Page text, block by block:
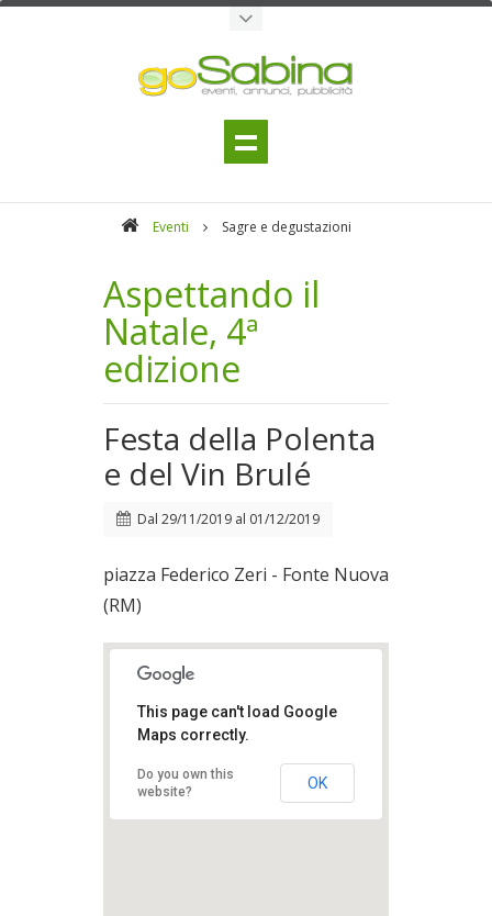
Eventi Sagre e degustazioni
Aspettando il
Natale, 4ª
edizione
Festa della Polenta
e del Vin Brulé
Dal 29/11/2019 al 01/12/2019
piazza Federico Zeri - Fonte Nuova
(RM)
This page can't load Google
Maps correctly.
Do you own this
website?
OK